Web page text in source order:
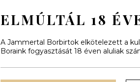
ELMÚLTÁL 18
A Jammertal Borbirtok elkötelezett a
Boraink fogyasztását 18 éven aluliak